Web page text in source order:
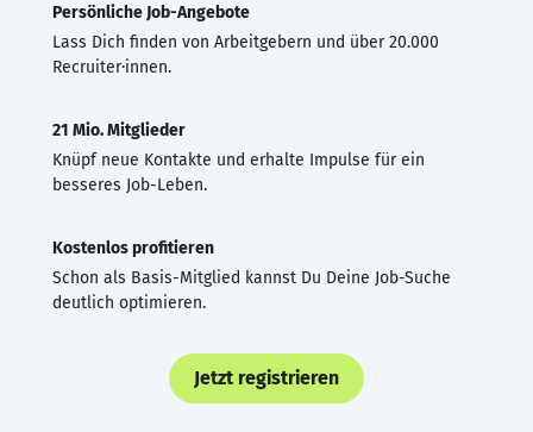
Persönliche Job-Angebote
Lass Dich finden von Arbeitgebern und über 20.000
Recruiter·innen.
21 Mio. Mitglieder
Knüpf neue Kontakte und erhalte Impulse für ein
besseres Job-Leben.
Kostenlos profitieren
Schon als Basis-Mitglied kannst Du Deine Job-Suche
deutlich optimieren.
Jetzt registrieren